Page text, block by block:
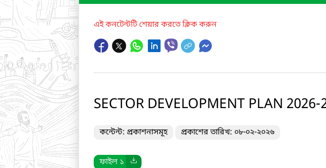
এই কনটেন্টটি শেয়ার করতে ক্লিক করুন
SECTOR DEVELOPMENT PLAN 2026-
কন্টেন্ট: প্রকাশনাসমূহ প্রকাশের তারিখ: ০৮-০২-২০২৬
ফাইল ১